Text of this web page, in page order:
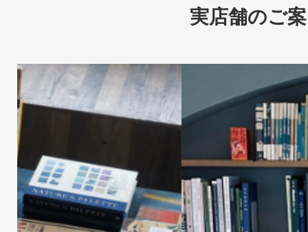
実店舗のご